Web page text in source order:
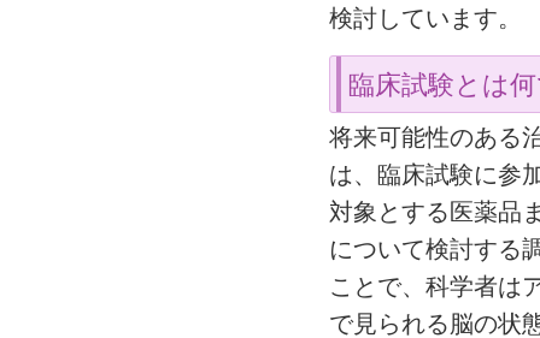
検討しています。
臨床試験とは
将来可能性のある
は、臨床試験に参
対象とする医薬品
について検討する
ことで、科学者は
で見られる脳の状